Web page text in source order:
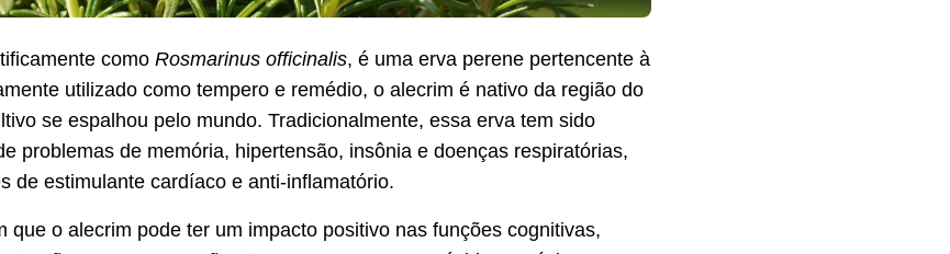
como Rosmarinus officinalis, é uma erva perene pertencente à
utilizado como tempero e remédio, o alecrim é nativo da região do
se espalhou pelo mundo. Tradicionalmente, essa erva tem sido
problemas de memória, hipertensão, insônia e doenças respiratórias,
de estimulante cardíaco e anti-inflamatório.
que o alecrim pode ter um impacto positivo nas funções cognitivas,